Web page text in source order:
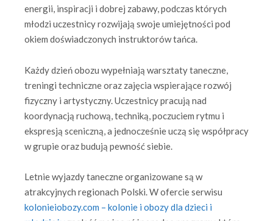
energii, inspiracji i dobrej zabawy, podczas których
młodzi uczestnicy rozwijają swoje umiejętności pod
okiem doświadczonych instruktorów tańca.
Każdy dzień obozu wypełniają warsztaty taneczne,
treningi techniczne oraz zajęcia wspierające rozwój
fizyczny i artystyczny. Uczestnicy pracują nad
koordynacją ruchową, techniką, poczuciem rytmu i
ekspresją sceniczną, a jednocześnie uczą się współpracy
w grupie oraz budują pewność siebie.
Letnie wyjazdy taneczne organizowane są w
atrakcyjnych regionach Polski. W ofercie serwisu
kolonieiobozy.com – kolonie i obozy dla dzieci i